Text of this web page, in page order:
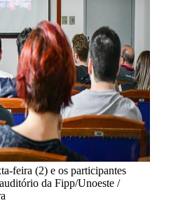
feira (2) e os participantes
da Fipp/Unoeste /